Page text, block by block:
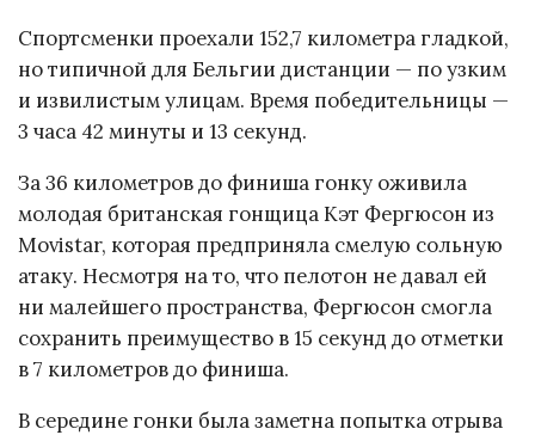
Спортсменки проехали 152,7 километра гладкой,
но типичной для Бельгии дистанции — по узким
и извилистым улицам. Время победительницы —
3 часа 42 минуты и 13 секунд.
За 36 километров до финиша гонку оживила
молодая британская гонщица Кэт Фергюсон из
Movistar, которая предприняла смелую сольную
атаку. Несмотря на то, что пелотон не давал ей
ни малейшего пространства, Фергюсон смогла
сохранить преимущество в 15 секунд до отметки
в 7 километров до финиша.
В середине гонки была заметна попытка отрыва